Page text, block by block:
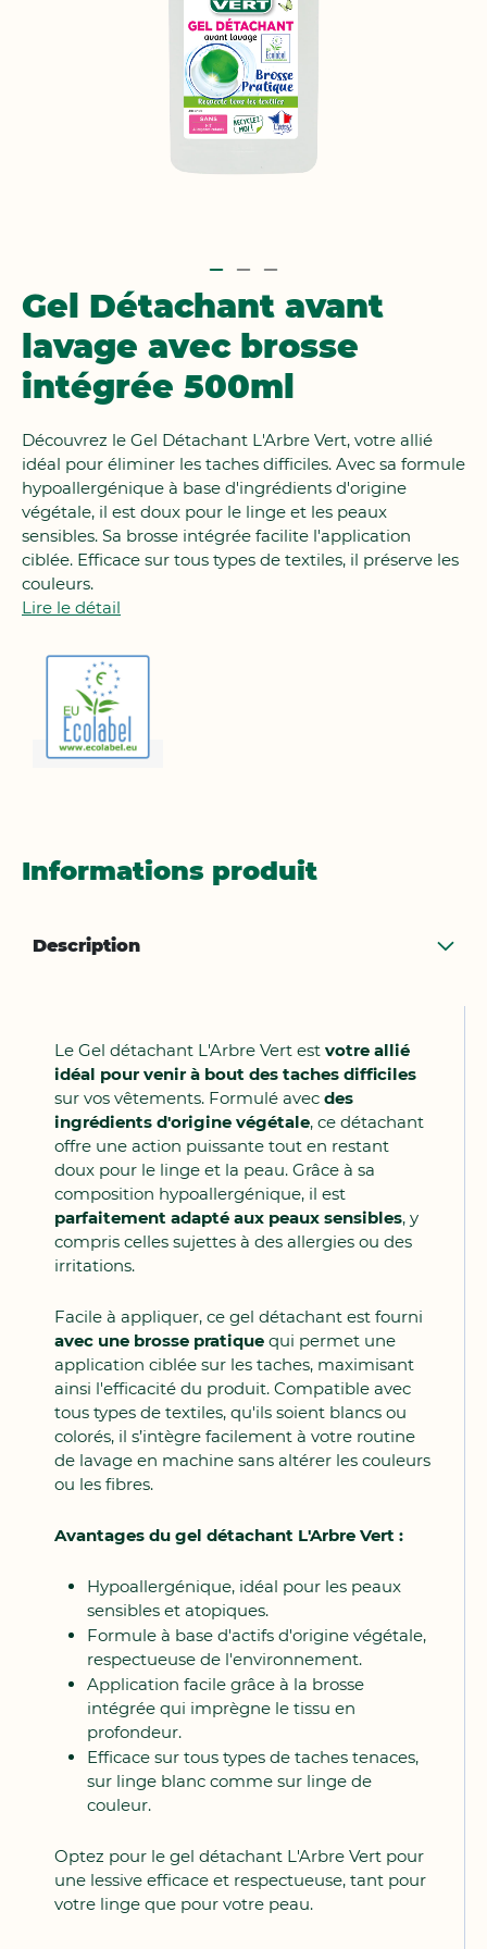
Passer
au
début
de
d’images
Gel Détachant avant
lavage avec brosse
intégrée 500ml
Découvrez le Gel Détachant L'Arbre Vert, votre allié
idéal pour éliminer les taches difficiles. Avec sa formule
hypoallergénique à base d'ingrédients d'origine
végétale, il est doux pour le linge et les peaux
sensibles. Sa brosse intégrée facilite l'application
ciblée. Efficace sur tous types de textiles, il préserve les
couleurs.
Lire le détail
Informations produit
Description
Le Gel détachant L'Arbre Vert est votre allié
idéal pour venir à bout des taches difficiles
sur vos vêtements. Formulé avec des
ingrédients d'origine végétale, ce détachant
offre une action puissante tout en restant
doux pour le linge et la peau. Grâce à sa
composition hypoallergénique, il est
parfaitement adapté aux peaux sensibles, y
compris celles sujettes à des allergies ou des
irritations.
Facile à appliquer, ce gel détachant est fourni
avec une brosse pratique qui permet une
application ciblée sur les taches, maximisant
ainsi l'efficacité du produit. Compatible avec
tous types de textiles, qu'ils soient blancs ou
colorés, il s’intègre facilement à votre routine
de lavage en machine sans altérer les couleurs
ou les fibres.
Avantages du gel détachant L'Arbre Vert :
Hypoallergénique, idéal pour les peaux
sensibles et atopiques.
Formule à base d'actifs d'origine végétale,
respectueuse de l'environnement.
Application facile grâce à la brosse
intégrée qui imprègne le tissu en
profondeur.
Efficace sur tous types de taches tenaces,
sur linge blanc comme sur linge de
couleur.
Optez pour le gel détachant L'Arbre Vert pour
une lessive efficace et respectueuse, tant pour
votre linge que pour votre peau.